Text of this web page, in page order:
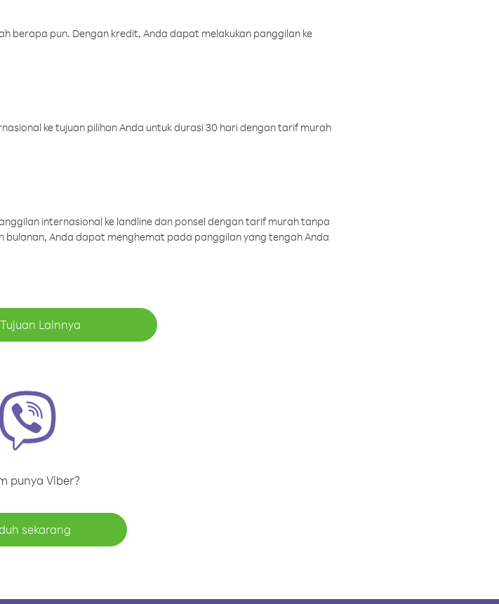
berapa pun. Dengan kredit, Anda dapat melakukan panggilan ke
ke tujuan pilihan Anda untuk durasi 30 hari dengan tarif murah
internasional ke landline dan ponsel dengan tarif murah tanpa
Anda dapat menghemat pada panggilan yang tengah Anda
Lainnya
punya Viber?
sekarang